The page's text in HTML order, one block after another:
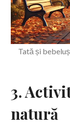
Tată și
3.
natură